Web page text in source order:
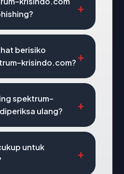
berisiko
krisindo.com?
spektrum-
ulang?
untuk